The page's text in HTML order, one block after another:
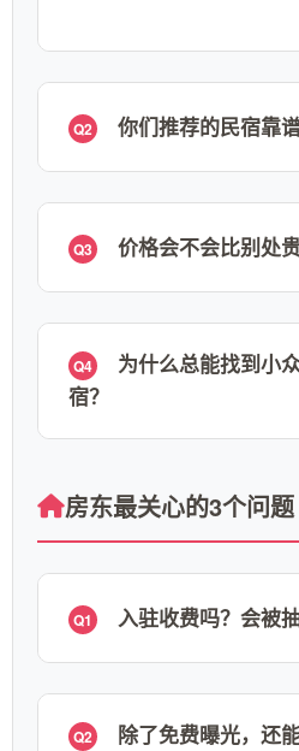
Q2 你们推荐的民宿靠
Q3 价格会不会比别处贵
Q4
为什么总能找到小
宿？
房东最关心的3个问题
Q1 入驻收费吗？会被
Q2
除了免费曝光，还